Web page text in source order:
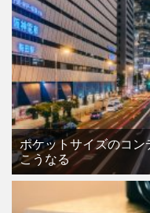
ポケットサイズのコン
こうなる